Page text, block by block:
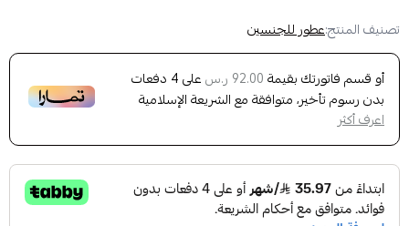
تصنيف المنتج:عطور للجنسين
أو قسم فاتورتك بقيمة 92.00 ر.س على4 دفعات
بدون رسوم تأخير، متوافقة مع الشريعة الإسلامية
اعرف أكثر